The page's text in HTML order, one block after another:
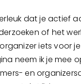
dat je actief
of het
iets voor je
neem ik je mee
en